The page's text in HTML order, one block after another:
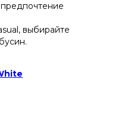
предпочтение
выбирайте